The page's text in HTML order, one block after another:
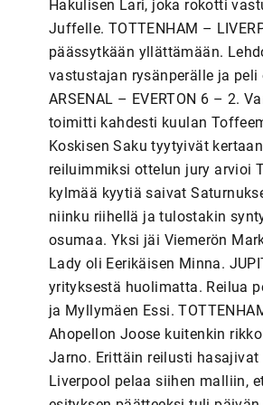
Hakulisen Lari, joka rokotti
Juffelle. TOTTENHAM –
päässytkään yllättämään.
vastustajan rysänperälle ja
ARSENAL – EVERTON 6 – 2.
toimitti kahdesti kuulan
Koskisen Saku tyytyivät
reiluimmiksi ottelun jury arvioi
kylmää kyytiä saivat
niinku riihellä ja tulostakin
osumaa. Yksi jäi Viemerön
Lady oli Eerikäisen Minna.
yrityksestä huolimatta. Reilua
ja Myllymäen Essi.
Ahopellon Joose kuitenkin
Jarno. Erittäin reilusti hasajivat
Liverpool pelaa siihen malliin,